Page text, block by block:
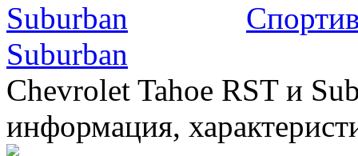
Suburban
Chevrolet Tahoe RST и
информация,